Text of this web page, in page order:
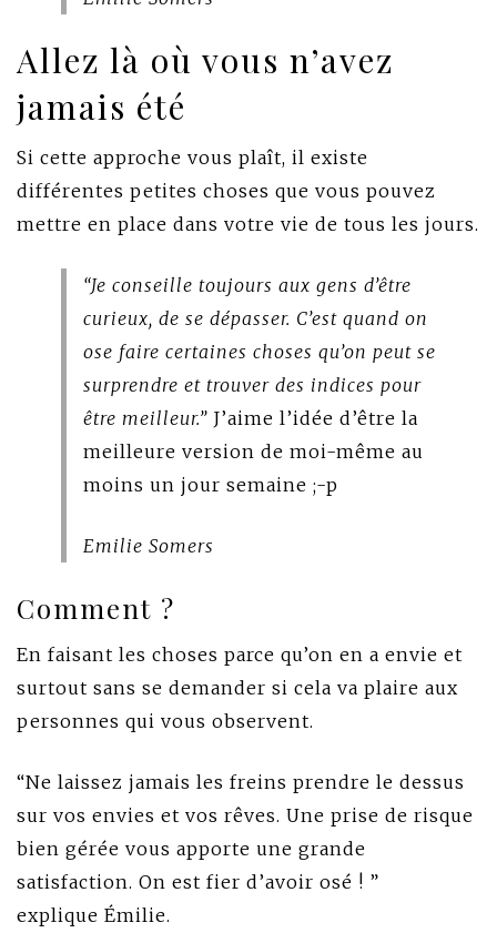
Allez là où vous n’avez
jamais été
Si cette approche vous plaît, il existe
différentes petites choses que vous pouvez
mettre en place dans votre vie de tous les jours.
“Je conseille toujours aux gens d’être
curieux, de se dépasser. C’est quand on
ose faire certaines choses qu’on peut se
surprendre et trouver des indices pour
être meilleur.” J’aime l’idée d’être la
meilleure version de moi-même au
moins un jour semaine ;-p
Emilie Somers
Comment ?
En faisant les choses parce qu’on en a envie et
surtout sans se demander si cela va plaire aux
personnes qui vous observent.
“Ne laissez jamais les freins prendre le dessus
sur vos envies et vos rêves. Une prise de risque
bien gérée vous apporte une grande
satisfaction. On est fier d’avoir osé ! ”
explique Émilie.